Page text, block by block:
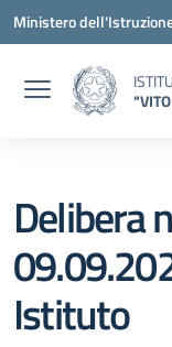
Vai ai contenuti
Vai al menu di
Vai al footer
Ministero
Delibera
Istituto